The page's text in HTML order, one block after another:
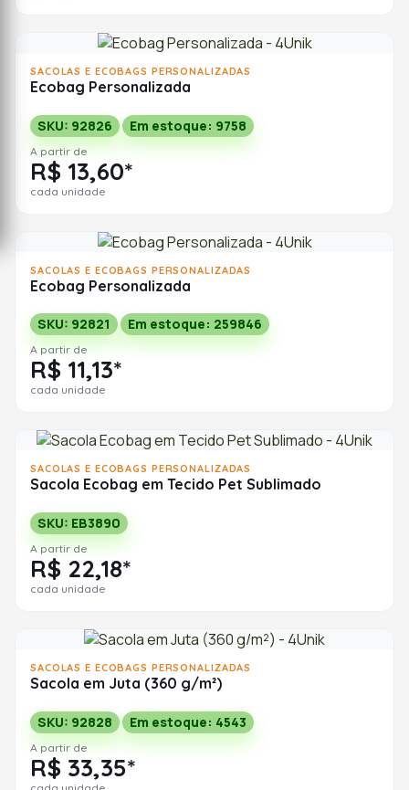
SACOLAS E ECOBAGS PERSONALIZADAS
Ecobag Personalizada
SKU: 92826 Em estoque: 9758
A partir de
R$ 13,60*
cada unidade
SACOLAS E ECOBAGS PERSONALIZADAS
Ecobag Personalizada
SKU: 92821 Em estoque: 259846
A partir de
R$ 11,13*
cada unidade
SACOLAS E ECOBAGS PERSONALIZADAS
Sacola Ecobag em Tecido Pet Sublimado
SKU: EB3890
A partir de
R$ 22,18*
cada unidade
SACOLAS E ECOBAGS PERSONALIZADAS
Sacola em Juta (360 g/m²)
SKU: 92828 Em estoque: 4543
A partir de
R$ 33,35*